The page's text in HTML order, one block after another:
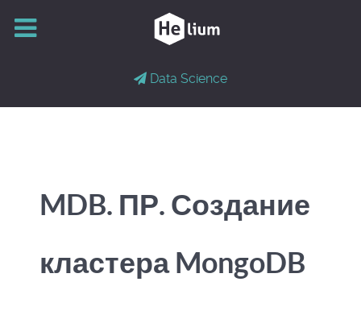
Data Science
MDB. ПР. Создание
кластера MongoDB